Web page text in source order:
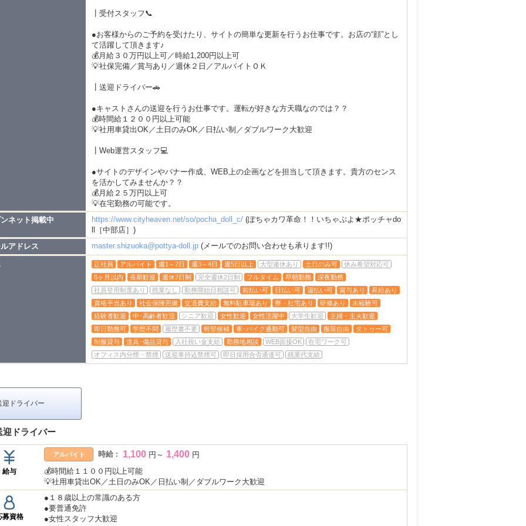
┃受付スタッフ📞
●お客様からのご予約を受けたり、サイトの簡単な更新を行うお仕事です。お店の“顔”とし
て活躍して頂きます♪
💰月給３０万円以上可／時給1,200円以上可
💡社保完備／賞与あり／週休２日／アルバイトＯＫ
┃送迎ドライバー🚗
●キャストさんの送迎を行うお仕事です。運転が好きな方天職なのでは？？
💰時間給１２００円以上可能
💡社用車貸出OK／土日のみOK／日払い制／ダブルワーク大歓迎
┃Web運営スタッフ💻
●サイトのデザインやバナー作成、WEB上の企画などを担当して頂きます。貴方のセンス
を活かしてみませんか？？
💰月給２５万円以上可
💡在宅勤務の可能です。
ネット掲載中
https://www.cityheaven.net/so/pocha_doll_c/ (ぽちゃカワ革命！！いちゃぷよ★ポッチャdo
ll［中部店］)
アドレス
master.shizuoka@pottya-doll.jp (メールでのお問い合わせも承ります!!)
正社員 アルバイト 週1～2日 週3～4日 週5日以上 大型連休あり 土日のみ可
休み希望対応可
6ヶ月以内
長期歓迎 週休2日制 完全週休2日制 フルタイム 早朝勤務
深夜勤務
社員登用制度あり
残業なし 勤務開始日相談可 前払い可 日払い可 週払い可 賞与あり
昇給あり
資格手当あり
社会保険完備 交通費支給 無料駐車場あり 寮・社宅あり 研修あり
未経験可
経験者歓迎
中･高齢者歓迎 シニア歓迎 女性歓迎 女性活躍中 大学生歓迎
主婦・主夫歓迎
即日勤務可
学歴不問 履歴書不要 幹部候補 車･バイク通勤可 髪型自由 服装自由
タトゥー可
制服貸与
道具･備品貸与 入社祝い金支給 勤務地相談 WEB面接OK
在宅ワーク可
オフィス内分煙・禁煙
送迎車持込禁煙可 即日採用合否通達可 残業代支給
迎ドライバー
迎ドライバー
給与
アルバイト 時給 : 1,100 円 ～ 1,400 円
💰時間給１１００円以上可能
💡社用車貸出OK／土日のみOK／日払い制／ダブルワーク大歓迎
募資格
●１８歳以上の常識のある方
●要普通免許
●女性スタッフ大歓迎